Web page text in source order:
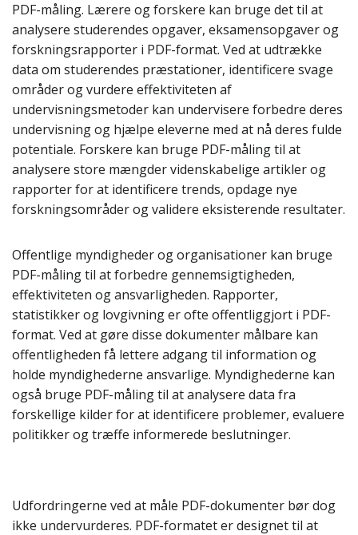
PDF-måling. Lærere og forskere kan bruge det til at
analysere studerendes opgaver, eksamensopgaver og
forskningsrapporter i PDF-format. Ved at udtrække
data om studerendes præstationer, identificere svage
områder og vurdere effektiviteten af
undervisningsmetoder kan undervisere forbedre deres
undervisning og hjælpe eleverne med at nå deres fulde
potentiale. Forskere kan bruge PDF-måling til at
analysere store mængder videnskabelige artikler og
rapporter for at identificere trends, opdage nye
forskningsområder og validere eksisterende resultater.
Offentlige myndigheder og organisationer kan bruge
PDF-måling til at forbedre gennemsigtigheden,
effektiviteten og ansvarligheden. Rapporter,
statistikker og lovgivning er ofte offentliggjort i PDF-
format. Ved at gøre disse dokumenter målbare kan
offentligheden få lettere adgang til information og
holde myndighederne ansvarlige. Myndighederne kan
også bruge PDF-måling til at analysere data fra
forskellige kilder for at identificere problemer, evaluere
politikker og træffe informerede beslutninger.
Udfordringerne ved at måle PDF-dokumenter bør dog
ikke undervurderes. PDF-formatet er designet til at